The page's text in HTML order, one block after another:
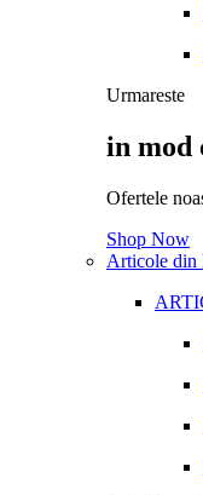
Urmareste
in mod
Ofertele
Shop Now
Articole din